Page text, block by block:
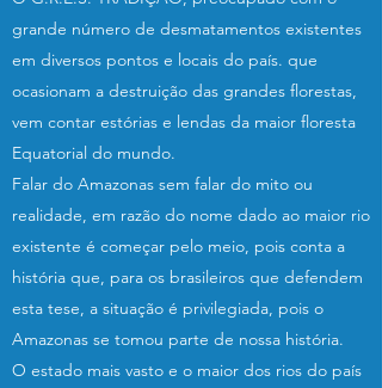
grande número de desmatamentos existentes
em diversos pontos e locais do país. que
ocasionam a destruição das grandes florestas,
vem contar estórias e lendas da maior floresta
Equatorial do mundo.
Falar do Amazonas sem falar do mito ou
realidade, em razão do nome dado ao maior rio
existente é começar pelo meio, pois conta a
história que, para os brasileiros que defendem
esta tese, a situação é privilegiada, pois o
Amazonas se tomou parte de nossa história.
O estado mais vasto e o maior dos rios do país